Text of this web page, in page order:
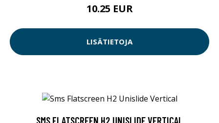
10.25 EUR
LISÄTIETOJA
SMS FLATSCREEN H2 UNISLIDE VERTICAL